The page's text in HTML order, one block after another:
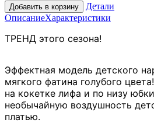
Детали
ОписаниеХарактеристики
ТРЕНД этого сезона!
Эффектная модель детского
мягкого фатина голубого
на кокетке лифа и по низу
необычайную воздушность
платью.